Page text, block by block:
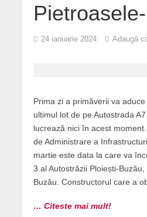
24 ianuarie 2024 Adaugă
Prima zi a primăverii va
ultimul lot de pe Autostrada
lucrează nici în acest
de Administrare a
martie este data la care va
3 al Autostrăzii Ploiești-
Buzău. Constructorul care a
… Citeste mai mult!